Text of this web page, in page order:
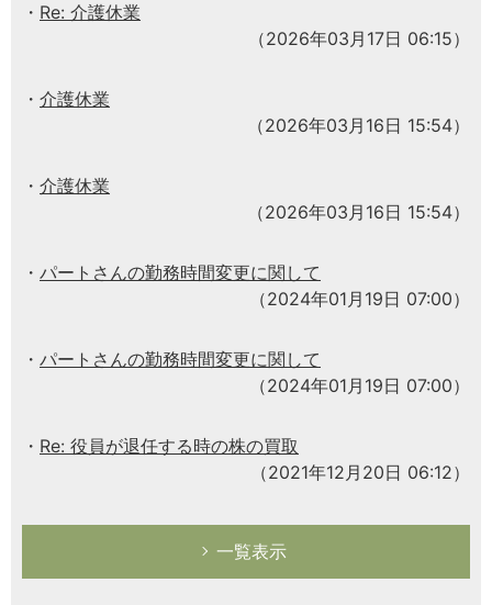
Re: 介護休業
（2026年03月17日 06:15）
介護休業
（2026年03月16日 15:54）
介護休業
（2026年03月16日 15:54）
パートさんの勤務時間変更に関して
（2024年01月19日 07:00）
パートさんの勤務時間変更に関して
（2024年01月19日 07:00）
Re: 役員が退任する時の株の買取
（2021年12月20日 06:12）
一覧表示